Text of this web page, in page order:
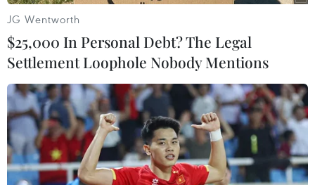
Lịch sử làng Cựu là lịch sử của sự hồi sinh và sự
Huỳnh Thúc Kháng thể hiện triết lý giáo dục
sáng tạo, không gian kiến trúc cảnh quan được
xây dựng ngẫu hứng sáng tạo pha trộn kiến trúc
phương Tây trên nền tảng truyền thống của
không gian làng Vùng đồng bằng Bắc Bộ.
JG Wentworth
$25,000 In Personal Debt? The Legal
Settlement Loophole Nobody Mentions